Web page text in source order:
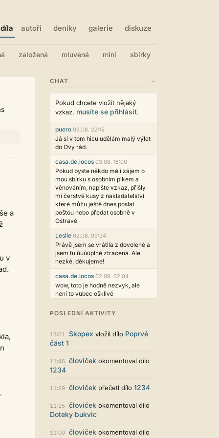
díla autoři deníky galerie diskuze
založená mluvená mini sbírky
a
v
CHAT −
Pokud chcete vložit nějaký
vzkaz, musíte se přihlásit.
puero 03.08. 22:15
Já si v tom hicu udělám malý výlet
do Ovy rád.
casa.de.locos 03.08. 16:00
Pokud byste někdo měli zájem o
mou sbírku s osobním plkem a
věnováním, napište vzkaz, přišly
mi čerstvé kusy z nakladatelství
které můžu ještě dnes poslat
poštou nebo předat osobně v
Ostravě
Leslie 02.08. 09:34
Právě jsem se vrátila z dovolené a
jsem tu úúúúplně ztracená. Ale
hezké, děkujeme!
casa.de.locos 02.08. 02:04
wow, toto je hodně nezvyk, ale
není to vůbec ošklivé
Jarda468
Už i počet přečtení jde vidět,
myslím také už v pořádku,
perfektní práce :)
Singularis
30.07. 06:19
Líbí se mi tmavá varianta nového
vzhledu. Na některých místech
jsou sice mezi prvky příliš velké
mezery, ale když mě to bude štvát,
stylem... Celkově je styl dobře
funkční a příjemný. Podvedl se.
puero 29.07. 11:53
POSLEDNÍ AKTIVITY
13:01 Skopex vložil dílo Poprvé
část 1
11:46 človiček okomentoval dílo
1234
11:29 človiček přečetl dílo 1234
11:15 človiček okomentoval dílo
Doteky bukvic
11:00 človiček okomentoval dílo